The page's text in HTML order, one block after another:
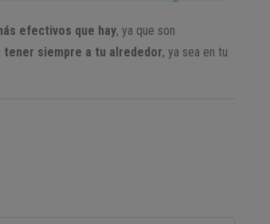
efectivos que hay, ya que son
tener siempre a tu alrededor, ya sea en tu